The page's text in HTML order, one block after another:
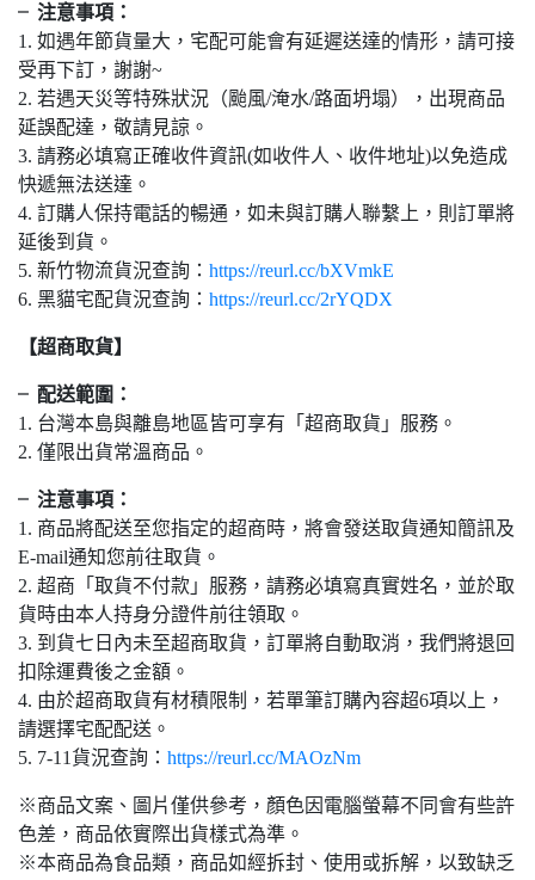
╴注意事項：
1. 如遇年節貨量大，宅配可能會有延遲送達的情形，請可接
受再下訂，謝謝~
2. 若遇天災等特殊狀況（颱風/淹水/路面坍塌），出現商品
延誤配達，敬請見諒。
3. 請務必填寫正確收件資訊(如收件人、收件地址)以免造成
快遞無法送達。
4. 訂購人保持電話的暢通，如未與訂購人聯繫上，則訂單將
延後到貨。
5. 新竹物流貨況查詢： https://reurl.cc/bXVmkE
6. 黑貓宅配貨況查詢： https://reurl.cc/2rYQDX
【超商取貨】
╴配送範圍：
1. 台灣本島與離島地區皆可享有「超商取貨」服務。
2. 僅限出貨常溫商品。
╴注意事項：
1. 商品將配送至您指定的超商時，將會發送取貨通知簡訊及
E-mail通知您前往取貨。
2. 超商「取貨不付款」服務，請務必填寫真實姓名，並於取
貨時由本人持身分證件前往領取。
3. 到貨七日內未至超商取貨，訂單將自動取消，我們將退回
扣除運費後之金額。
4. 由於超商取貨有材積限制，若單筆訂購內容超6項以上，
請選擇宅配配送。
5. 7-11貨況查詢： https://reurl.cc/MAOzNm
※商品文案、圖片僅供參考，顏色因電腦螢幕不同會有些許
色差，商品依實際出貨樣式為準。
※本商品為食品類，商品如經拆封、使用或拆解，以致缺乏